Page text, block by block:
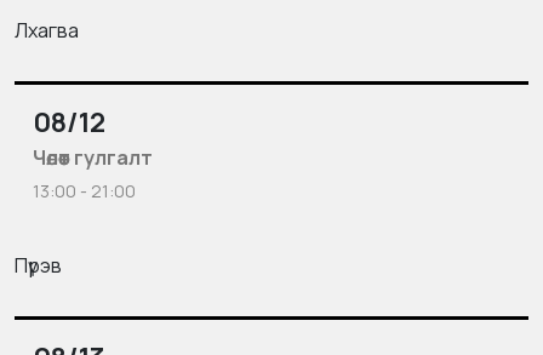
Лхагва
08/12
Чөлөөт гулгалт
13:00 - 21:00
Пүрэв